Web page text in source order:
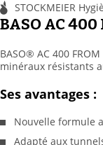
STOCKMEIER
BASO AC
BASO® AC 400
minéraux résistants
Ses avantages :
Nouvelle formule
Adapté aux